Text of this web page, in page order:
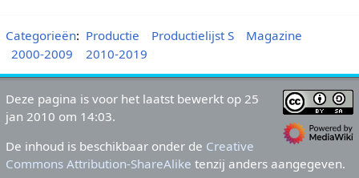
Categorieën: Productie Productielijst S
Magazine
2000-2009
2010-2019
Deze pagina is voor het laatst bewerkt op 25
jan 2010 om 14:03.
De inhoud is beschikbaar onder de Creative
Commons Attribution-ShareAlike tenzij anders aangegeven.